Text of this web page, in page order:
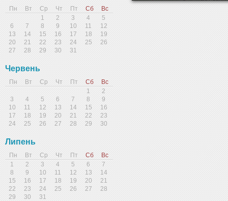
Пн Вт Ср Чт Пт Сб
Вс
1
2 3 4
5
6
7 8 9 10 11
12
13
14 15 16 17 18
19
20
21 22 23 24 25
26
27
28 29 30 31
Червень
Пн Вт Ср Чт Пт Сб
Вс
1
2
3
4 5 6 7 8
9
10
11 12 13 14 15
16
17
18 19 20 21 22
23
24
25 26 27 28 29 30
Липень
Пн Вт Ср Чт Пт Сб
Вс
1
2 3 4 5 6
7
8
9 10 11 12 13
14
15
16 17 18 19 20
21
22
23 24 25 26 27
28
29
30 31